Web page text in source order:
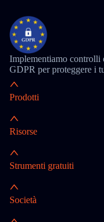
Implementiamo controlli
GDPR per proteggere i
Prodotti
Risorse
Strumenti gratuiti
Società